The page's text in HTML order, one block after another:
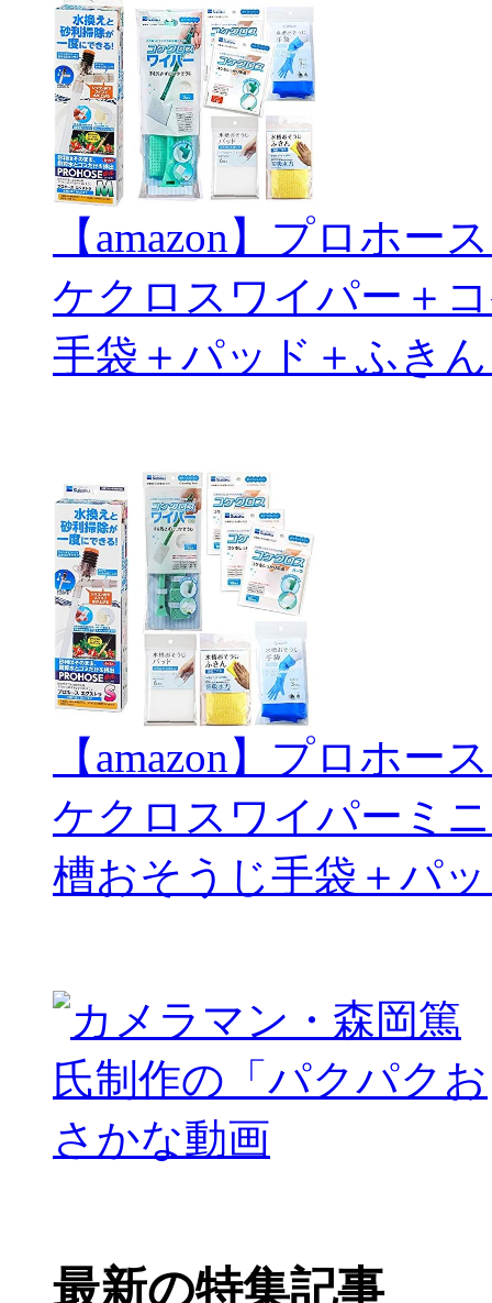
【amazon】プロホ
ケクロスワイパー＋
手袋＋パッド＋ふき
【amazon】プロホー
ケクロスワイパーミ
槽おそうじ手袋＋パ
最新の特集記事